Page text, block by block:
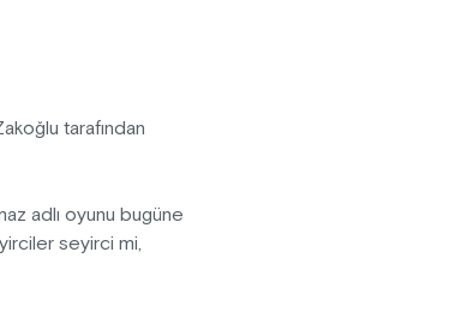
tarafından
adlı oyunu bugüne
seyirci mi,